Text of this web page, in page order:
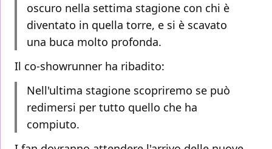
oscuro nella settima stagione con chi è
diventato in quella torre, e si è scavato
una buca molto profonda.
Il co-showrunner ha ribadito:
Nell'ultima stagione scopriremo se può
redimersi per tutto quello che ha
compiuto.